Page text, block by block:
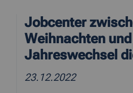
Jobcenter
Weihnachten und
Jahreswechsel
23.12.2022